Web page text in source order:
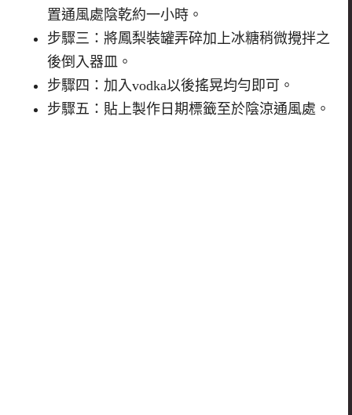
置通風處陰乾約一小時。
步驟三：將鳳梨裝罐弄碎加上冰糖稍微攪拌之
後倒入器皿。
步驟四：加入vodka以後搖晃均勻即可。
步驟五：貼上製作日期標籤至於陰涼通風處。